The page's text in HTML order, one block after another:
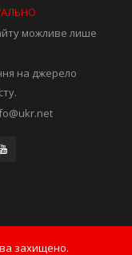
можливе лише
на джерело
захищено.